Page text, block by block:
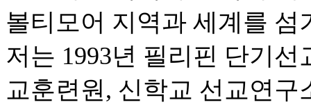
볼티모어 지역과 세계를
저는 1993년 필리핀 단기
교훈련원, 신학교 선교연구